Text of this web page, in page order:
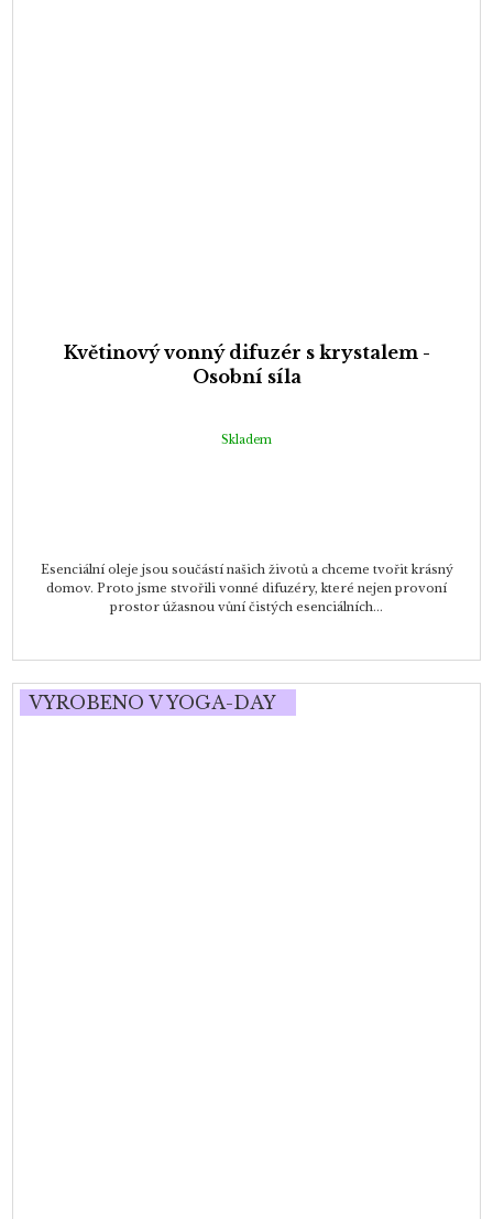
Květinový vonný difuzér s krystalem -
Osobní síla
Skladem
Esenciální oleje jsou součástí našich životů a chceme tvořit krásný
domov. Proto jsme stvořili vonné difuzéry, které nejen provoní
prostor úžasnou vůní čistých esenciálních...
VYROBENO V YOGA-DAY